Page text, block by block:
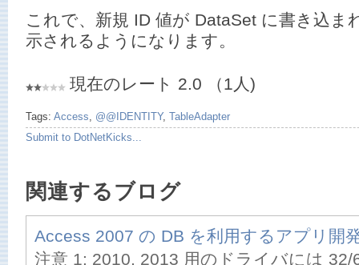
これで、新規 ID 値が DataSet に書き込ま
示されるようになります。
現在のレート 2.0 （1人)
Tags: Access @@IDENTITY, TableAdapter
Submit to DotNetKicks...
関連するブログ
Access 2007 の DB を利用するアプリ開
注意 1: 2010, 2013 用のドライバには